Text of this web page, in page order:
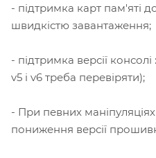
- підтримка карт пам'яті
швидкістю завантаження;
- підтримка версії
v5 i v6 треба перевіряти);
- При певних
пониження версії